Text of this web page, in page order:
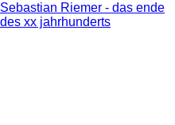
Sebastian Riemer - das ende
des xx jahrhunderts